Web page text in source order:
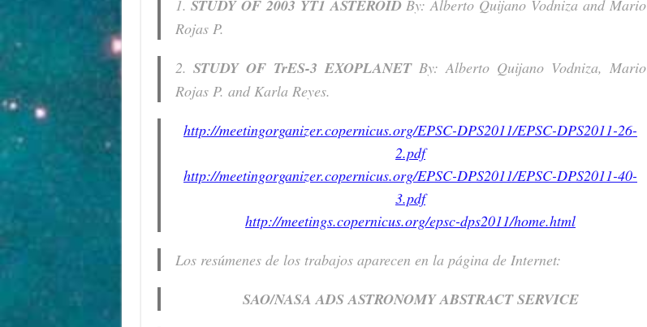
1.STUDY OF 2003 YT1 ASTEROIDBy: Alberto Quijano Vodniza and Mario
Rojas P.
2.STUDY OF TrES-3 EXOPLANETBy: Alberto Quijano Vodniza, Mario
Rojas P. and Karla Reyes.
http://meetingorganizer.copernicus.org/EPSC-DPS2011/EPSC-DPS2011-26-
2.pdf
http://meetingorganizer.copernicus.org/EPSC-DPS2011/EPSC-DPS2011-40-
3.pdf
http://meetings.copernicus.org/epsc-dps2011/home.html
Los resúmenes de los trabajos aparecen en la página de Internet:
SAO/NASA ADS ASTRONOMY ABSTRACT SERVICE